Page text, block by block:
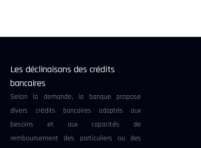
Les déclinaisons des crédits
bancaires
Selon la demande, la banque propose
divers crédits bancaires adaptés aux
besoins et aux capacités de
remboursement des particuliers ou des